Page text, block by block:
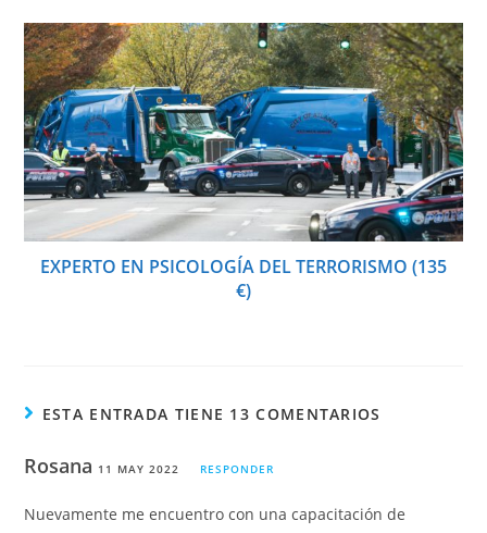
EXPERTO EN PSICOLOGÍA DEL TERRORISMO (135
€)
ESTA ENTRADA TIENE 13 COMENTARIOS
Rosana 11 MAY 2022 RESPONDER
Nuevamente me encuentro con una capacitación de